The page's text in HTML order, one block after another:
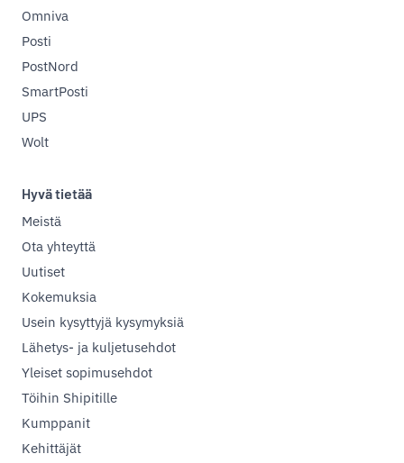
Omniva
Posti
PostNord
SmartPosti
UPS
Wolt
Hyvä tietää
Meistä
Ota yhteyttä
Uutiset
Kokemuksia
Usein kysyttyjä kysymyksiä
Lähetys- ja kuljetusehdot
Yleiset sopimusehdot
Töihin Shipitille
Kumppanit
Kehittäjät